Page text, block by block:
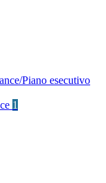
Piano esecutivo
1